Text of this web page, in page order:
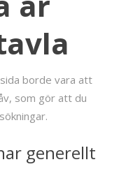
borde vara att
som gör att du
generellt